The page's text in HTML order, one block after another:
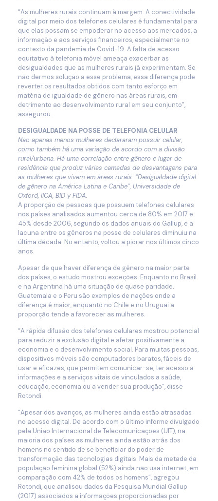
“As mulheres rurais continuam à margem. A conectividade
digital por meio dos telefones celulares é fundamental para
que elas possam se empoderar no acesso aos mercados, a
informação e aos serviços financeiros, especialmente no
contexto da pandemia de Covid-19. A falta de acesso
equitativo à telefonia móvel ameaça exacerbar as
desigualdades que as mulheres rurais já experimentam. Se
não dermos solução a esse problema, essa diferença pode
reverter os resultados obtidos com tanto esforço em
matéria de igualdade de gênero nas áreas rurais, em
detrimento ao desenvolvimento rural em seu conjunto”,
assegurou.
DESIGUALDADE NA POSSE DE TELEFONIA CELULAR
Não apenas menos mulheres declararam possuir celular,
como também há uma variação de acordo com a divisão
rural/urbana. Há uma correlação entre gênero e lugar de
residência que produz várias camadas de desvantagens para
as mulheres que vivem em áreas rurais. “Desigualdade digital
de gênero na América Latina e Caribe”, Universidade de
Oxford, IICA, BID y FIDA.
A proporção de pessoas que possuem telefones celulares
nos países analisados aumentou cerca de 80% em 2017 e
45% desde 2006, segundo os dados anuais do Gallup, e a
lacuna entre os gêneros na posse de celulares diminuiu na
última década. No entanto, voltou a piorar nos últimos cinco
anos.
Apesar de que haver diferença de gênero na maior parte
dos países, o estudo mostrou exceções. Enquanto no Brasil
e na Argentina há uma situação de quase paridade,
Guatemala e o Peru são exemplos de nações onde a
diferença é maior, enquanto no Chile e no Uruguai a
proporção tende a favorecer as mulheres.
“A rápida difusão dos telefones celulares mostrou potencial
para reduzir a exclusão digital e afetar positivamente a
economia e o desenvolvimento social. Para muitas pessoas,
dispositivos móveis são computadores baratos, fáceis de
usar e eficazes, que permitem comunicar-se, ter acesso a
informações e a serviços vitais de vinculados a saúde,
educação, economia ou a vender sua produção”, disse
Rotondi.
“Apesar dos avanços, as mulheres ainda estão atrasadas
no acesso digital. De acordo com o último informe divulgado
pela União Internacional de Telecomunicações (UIT), na
maioria dos países as mulheres ainda estão atrás dos
homens no sentido de se beneficiar do poder de
transformação das tecnologias digitais. Mais da metade da
população feminina global (52%) ainda não usa internet, em
comparação com 42% de todos os homens”, agregou
Rotondi, que analisou dados da Pesquisa Mundial Gallup
(2017) associados a informações proporcionadas por